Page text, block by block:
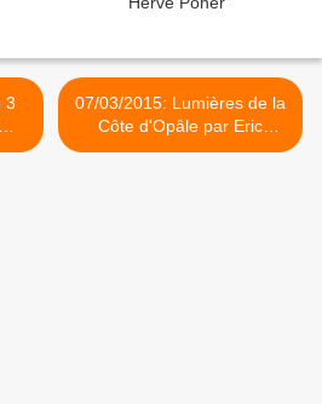
07/03/2015: Lumières de la
Côte d'Opâle par Eric
Desaunois... Chapitre 4 >